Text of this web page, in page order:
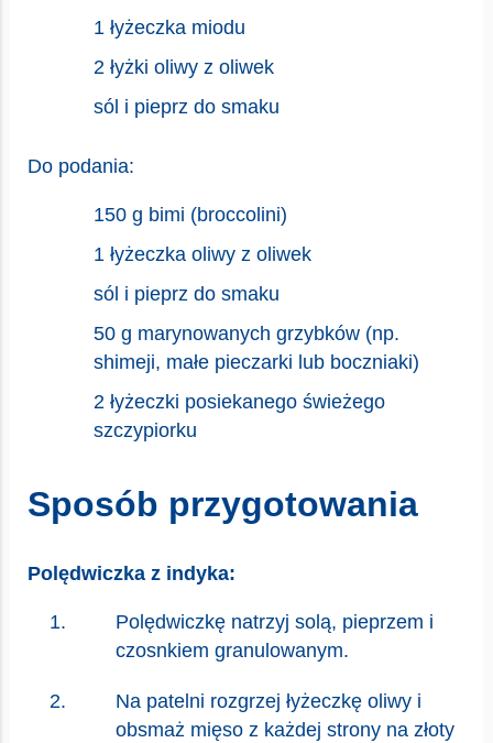
1 łyżeczka miodu
2 łyżki oliwy z oliwek
sól i pieprz do smaku
Do podania:
150 g bimi (broccolini)
1 łyżeczka oliwy z oliwek
sól i pieprz do smaku
50 g marynowanych grzybków (np.
shimeji, małe pieczarki lub boczniaki)
2 łyżeczki posiekanego świeżego
szczypiorku
Sposób przygotowania
Polędwiczka z indyka:
Polędwiczkę natrzyj solą, pieprzem i
czosnkiem granulowanym.
Na patelni rozgrzej łyżeczkę oliwy i
obsmaż mięso z każdej strony na złoty